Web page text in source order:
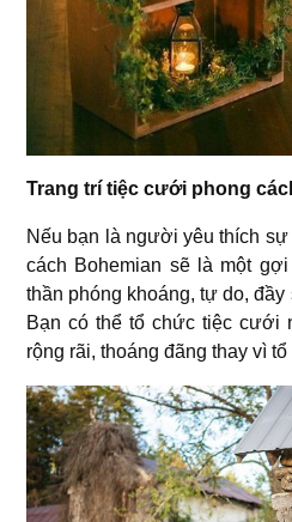
Trang trí tiệc cưới phong
Nếu bạn là người yêu thích
cách Bohemian sẽ là một
thần phóng khoáng, tự do,
Bạn có thể tổ chức tiệc cưới
rộng rãi, thoáng đãng thay vì